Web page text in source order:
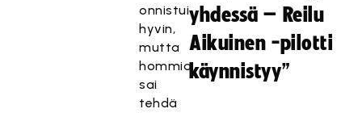
onnistui
hyvin,
mutta
hommia
sai
tehdä
yhdessä – Reilu
Aikuinen -pilotti
käynnistyy”